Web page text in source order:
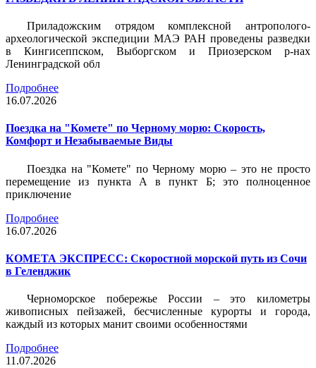
Приладожским отрядом комплексной антрополого-
археологической экспедиции МАЭ РАН проведены разведки
в Кингисеппском, Выборгском и Приозерском р-нах
Ленинградской обл
Подробнее
16.07.2026
Поездка на "Комете" по Черному морю: Скорость,
Комфорт и Незабываемые Виды
Поездка на "Комете" по Черному морю – это не просто
перемещение из пункта А в пункт Б; это полноценное
приключение
Подробнее
16.07.2026
КОМЕТА ЭКСПРЕСС: Скоростной морской путь из Сочи
в Геленджик
Черноморское побережье России – это километры
живописных пейзажей, бесчисленные курорты и города,
каждый из которых манит своими особенностями
Подробнее
11.07.2026